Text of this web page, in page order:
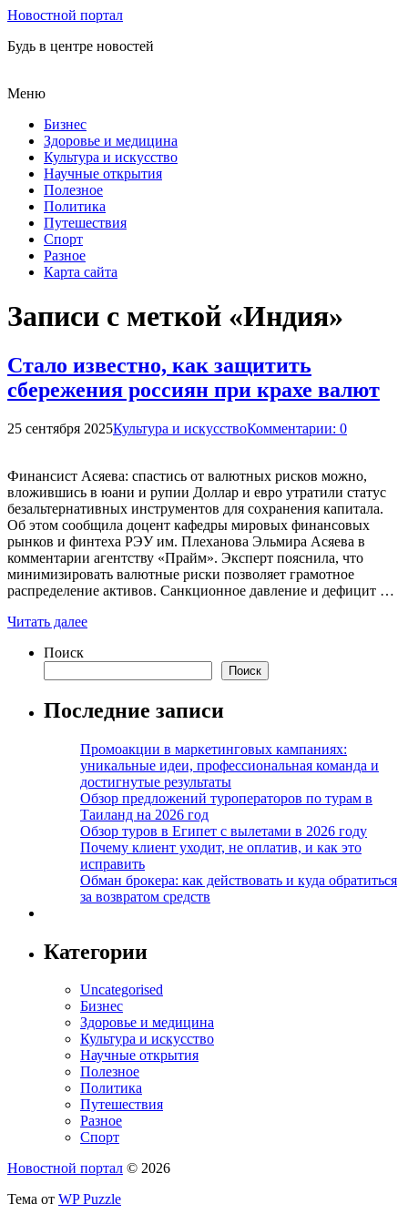
Новостной портал
Будь в центре новостей
Меню
Бизнес
Здоровье и медицина
Культура и искусство
Научные открытия
Полезное
Политика
Путешествия
Спорт
Разное
Карта сайта
Записи с меткой «Индия»
Стало известно, как защитить
сбережения россиян при крахе валют
25 сентября 2025Культура и искусствоКомментарии: 0
Финансист Асяева: спастись от валютных рисков можно,
вложившись в юани и рупии Доллар и евро утратили статус
безальтернативных инструментов для сохранения капитала.
Об этом сообщила доцент кафедры мировых финансовых
рынков и финтеха РЭУ им. Плеханова Эльмира Асяева в
комментарии агентству «Прайм». Эксперт пояснила, что
минимизировать валютные риски позволяет грамотное
распределение активов. Санкционное давление и дефицит …
Читать далее
Поиск
Поиск
Последние записи
Промоакции в маркетинговых кампаниях:
уникальные идеи, профессиональная команда и
достигнутые результаты
Обзор предложений туроператоров по турам в
Таиланд на 2026 год
Обзор туров в Египет с вылетами в 2026 году
Почему клиент уходит, не оплатив, и как это
исправить
Обман брокера: как действовать и куда обратиться
за возвратом средств
Категории
Uncategorised
Бизнес
Здоровье и медицина
Культура и искусство
Научные открытия
Полезное
Политика
Путешествия
Разное
Спорт
Новостной портал © 2026
Тема от WP Puzzle